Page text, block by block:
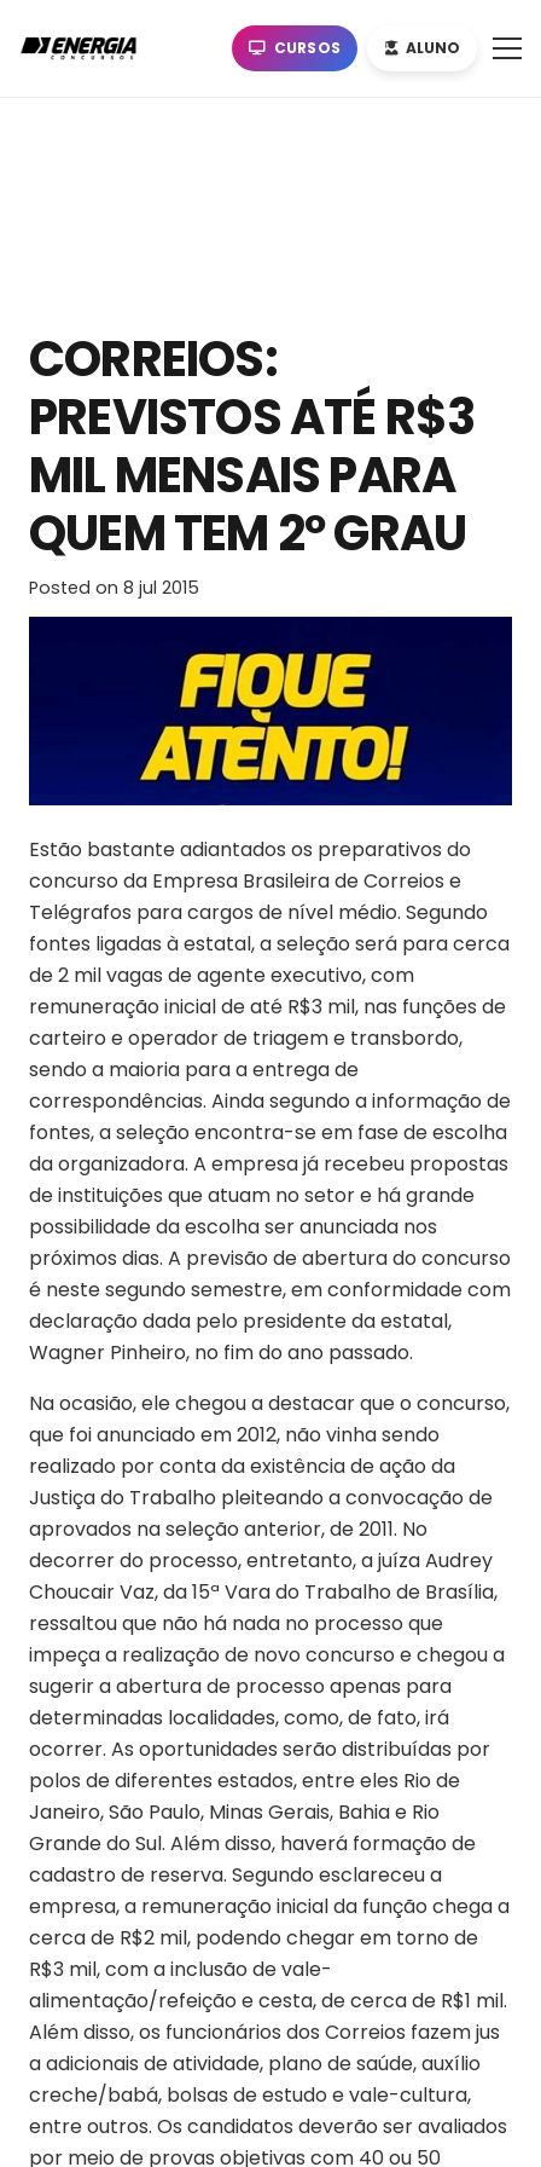
CURSOS ALUNO
CORREIOS:
PREVISTOS ATÉ R$3
MIL MENSAIS PARA
QUEM TEM 2º GRAU
Posted on 8 jul 2015
Estão bastante adiantados os preparativos do
concurso da Empresa Brasileira de Correios e
Telégrafos para cargos de nível médio. Segundo
fontes ligadas à estatal, a seleção será para cerca
de 2 mil vagas de agente executivo, com
remuneração inicial de até R$3 mil, nas funções de
carteiro e operador de triagem e transbordo,
sendo a maioria para a entrega de
correspondências. Ainda segundo a informação de
fontes, a seleção encontra-se em fase de escolha
da organizadora. A empresa já recebeu propostas
de instituições que atuam no setor e há grande
possibilidade da escolha ser anunciada nos
próximos dias. A previsão de abertura do concurso
é neste segundo semestre, em conformidade com
declaração dada pelo presidente da estatal,
Wagner Pinheiro, no fim do ano passado.
Na ocasião, ele chegou a destacar que o concurso,
que foi anunciado em 2012, não vinha sendo
realizado por conta da existência de ação da
Justiça do Trabalho pleiteando a convocação de
aprovados na seleção anterior, de 2011. No
decorrer do processo, entretanto, a juíza Audrey
Choucair Vaz, da 15ª Vara do Trabalho de Brasília,
ressaltou que não há nada no processo que
impeça a realização de novo concurso e chegou a
sugerir a abertura de processo apenas para
determinadas localidades, como, de fato, irá
ocorrer. As oportunidades serão distribuídas por
polos de diferentes estados, entre eles Rio de
Janeiro, São Paulo, Minas Gerais, Bahia e Rio
Grande do Sul. Além disso, haverá formação de
cadastro de reserva. Segundo esclareceu a
empresa, a remuneração inicial da função chega a
cerca de R$2 mil, podendo chegar em torno de
R$3 mil, com a inclusão de vale-
alimentação/refeição e cesta, de cerca de R$1 mil.
Além disso, os funcionários dos Correios fazem jus
a adicionais de atividade, plano de saúde, auxílio
creche/babá, bolsas de estudo e vale-cultura,
entre outros. Os candidatos deverão ser avaliados
por meio de provas objetivas com 40 ou 50